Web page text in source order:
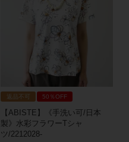
返品不可 50％OFF
【ABISTE】《手洗い可/日本
製》水彩フラワーTシャ
ツ/2212028-